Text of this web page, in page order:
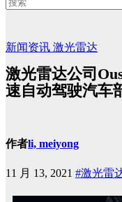
新闻资讯 激光雷达
激光雷达公司
速自动驾驶汽车
作者li, meiyong
11 月 13, 2021 #激光雷